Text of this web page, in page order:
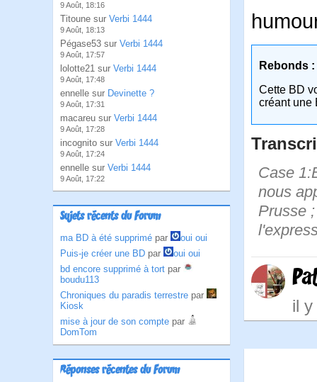
9 Août, 18:16
Titoune sur Verbi 1444
9 Août, 18:13
Pégase53 sur Verbi 1444
9 Août, 17:57
lolotte21 sur Verbi 1444
9 Août, 17:48
ennelle sur Devinette ?
9 Août, 17:31
macareu sur Verbi 1444
9 Août, 17:28
incognito sur Verbi 1444
9 Août, 17:24
ennelle sur Verbi 1444
9 Août, 17:22
Sujets récents du Forum
ma BD à été supprimé par
oui oui
Puis-je créer une BD par
oui oui
bd encore supprimé à tort par
boudu113
Chroniques du paradis terrestre par
Kiosk
mise à jour de son compte par
DomTom
Réponses récentes du Forum
Rebonds :
Cette BD
créant une
Case
nous
Prusse
il y